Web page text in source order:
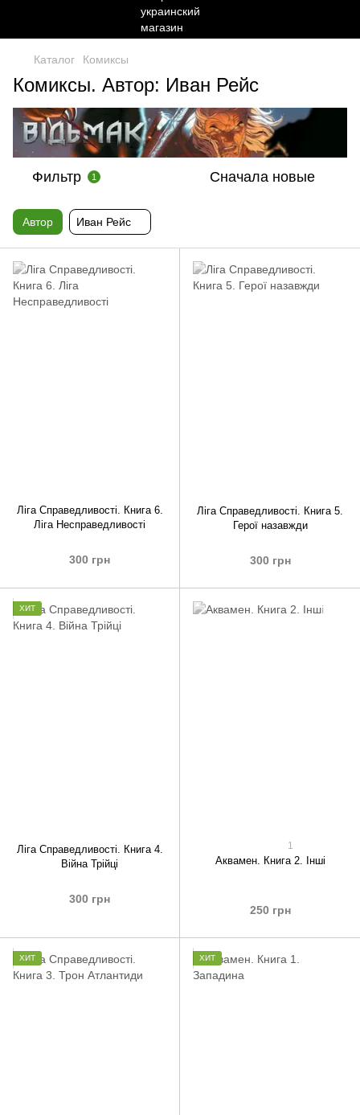
Каталог Комиксы
Комиксы. Автор: Иван Рейс
Фильтр 1 Сначала новые
Автор Иван Рейс
Ліга Справедливості. Книга 6.
Ліга Несправедливості
300 грн
Ліга Справедливості. Книга 5.
Герої назавжди
300 грн
ХИТ
Ліга Справедливості. Книга 4.
Війна Трійці
300 грн
1
Аквамен. Книга 2. Інші
250 грн
ХИТ ХИТ